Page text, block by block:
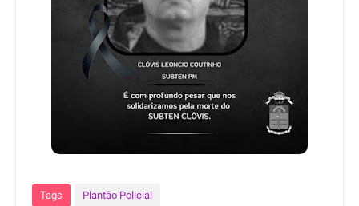
Tags Plantão Policial